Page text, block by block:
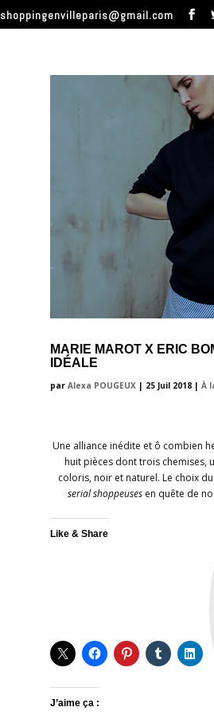
shoppingenvilleparis@gmail.com
MARIE MAROT X ERIC
IDÉALE
par Alexa POUGEUX| 25 Juil 2018| À
Une alliance inédite et ô combien
huit pièces dont trois chemises,
coloris, noir et naturel. Le choix
serial shoppeuses en quête de
Like & Share
J’aime ça :